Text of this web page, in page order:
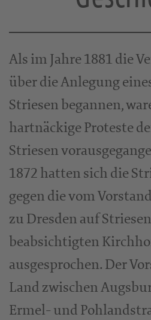
Als im Jahre 1881 die
über die Anlegung
Striesen begannen,
hartnäckige Proteste
Striesen
1872 hatten sich die
gegen die vom
zu Dresden auf
beabsichtigten
ausgesprochen. Der
Land zwischen
Ermel- und